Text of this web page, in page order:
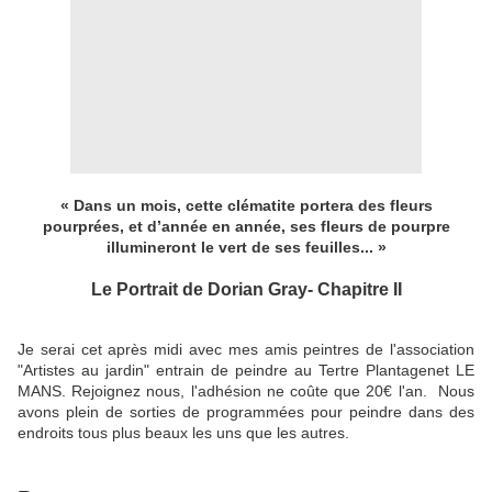
« Dans un mois, cette clématite portera des fleurs
pourprées, et d’année en année, ses fleurs de pourpre
illumineront le vert de ses feuilles... »
Le Portrait de Dorian Gray- Chapitre II
Je serai cet après midi avec mes amis peintres de l'association
"Artistes au jardin" entrain de peindre au Tertre Plantagenet LE
MANS. Rejoignez nous, l'adhésion ne coûte que 20€ l'an. Nous
avons plein de sorties de programmées pour peindre dans des
endroits tous plus beaux les uns que les autres.